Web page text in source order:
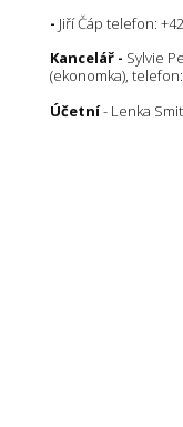
- Jiří Čáp telefon:
Kancelář - Sylvie
(ekonomka),
Účetní- Lenka